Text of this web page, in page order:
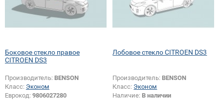
Боковое стекло правое
CITROEN DS3
Производитель: BENSON
Класс: Эконом
Еврокод: 9806027280
Лобовое стекло CITROEN DS3
Производитель: BENSON
Класс: Эконом
Наличие: В наличии